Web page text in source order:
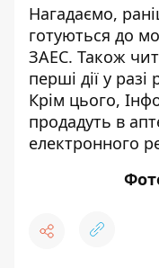
Нагадаємо,
готуються до
ЗАЕС. Також
перші дії у разі
Крім цього,
продадуть в
електронного